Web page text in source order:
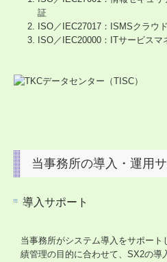
証
ISO／IEC27017：ISMSクラウ
ISO／IEC20000：ITサービスマ
当事務所の導入・運用
導入サポート
当事務所がシステム導入をサポー
績管理の目的に合わせて、SX2の導